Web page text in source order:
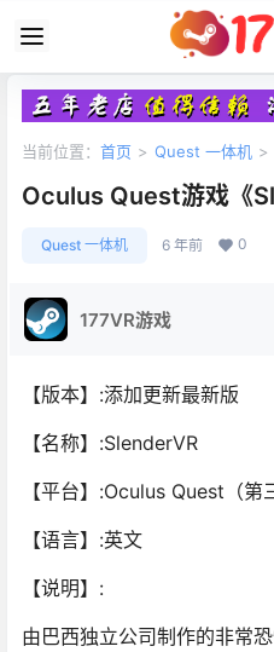
当前位置： 首页 > Quest 一体机 >
Oculus Quest游戏《
Quest 一体机 6 年前 0
177VR游戏
【版本】:添加更新最新版
【名称】:SlenderVR
【平台】:Oculus Quest（第
【语言】:英文
【说明】:
由巴西独立公司制作的非常恐